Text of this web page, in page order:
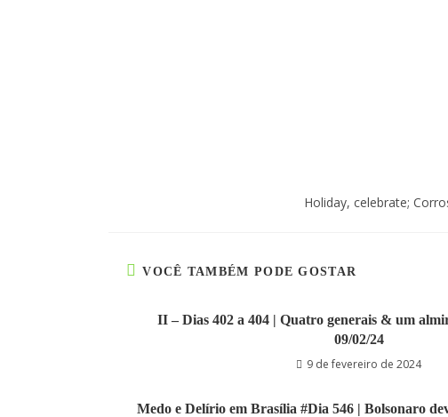
Holiday, celebrate;
VOCÊ TAMBÉM PODE GOSTAR
II – Dias 402 a 404 | Quatro generais & um
09/02/24
9 de fevereiro de 2024
Medo e Delírio em Brasília #Dia 546 | Bolsonaro